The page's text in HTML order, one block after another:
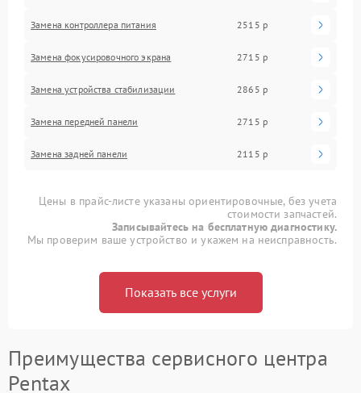
Замена контроллера питания 2515 р
Замена фокусировочного экрана 2715 р
Замена устройства стабилизации 2865 р
Замена передней панели 2715 р
Замена задней панели 2115 р
Цены в прайс-листе указаны ориентировочные, без учета
стоимости запчастей.
Записывайтесь на бесплатную диагностику.
Мы проверим ваше устройство и укажем на неисправность.
Показать все услуги
Преимущества сервисного центра
Pentax